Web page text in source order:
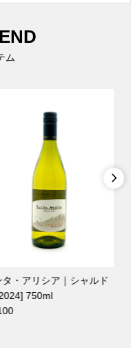
ム
タ・アリシア｜シャルド
750ml
